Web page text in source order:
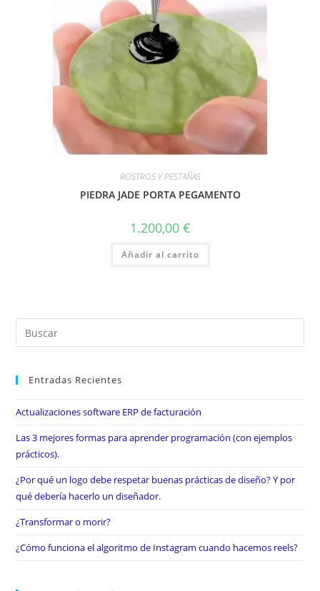
ROSTROS Y PESTAÑAS
PIEDRA JADE PORTA PEGAMENTO
1.200,00 €
Añadir al carrito
Entradas Recientes
Actualizaciones software ERP de facturación
Las 3 mejores formas para aprender programación (con ejemplos
prácticos).
¿Por qué un logo debe respetar buenas prácticas de diseño? Y por
qué debería hacerlo un diseñador.
¿Transformar o morir?
¿Cómo funciona el algoritmo de Instagram cuando hacemos reels?